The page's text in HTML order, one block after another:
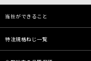
当社ができること
特注規格ねじ一覧